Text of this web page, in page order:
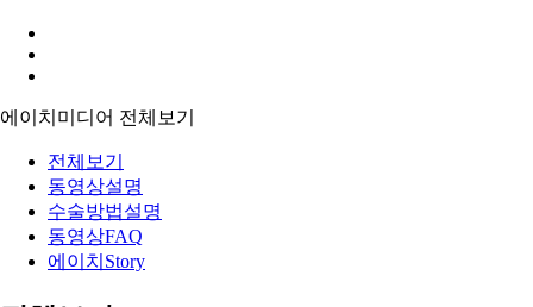
에이치미디어 전체보기
전체보기
동영상설명
수술방법설명
동영상FAQ
에이치Story